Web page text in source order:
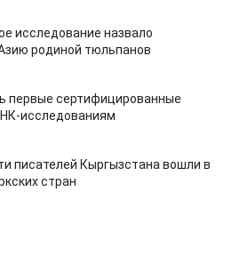
исследование назвало
родиной тюльпанов
первые сертифицированные
исследованиям
писателей Кыргызстана вошли в
стран